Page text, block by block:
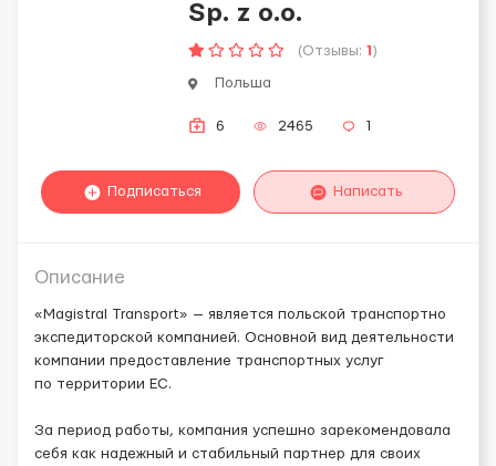
Sp. z o.o.
(Отзывы: 1 )
Польша
6 2465 1
Подписаться Написать
Описание
«Magistral Transport» — является польской транспортно
экспедиторской компанией. Основной вид деятельности
компании предоставление транспортных услуг
по территории ЕС.
За период работы, компания успешно зарекомендовала
себя как надежный и стабильный партнер для своих